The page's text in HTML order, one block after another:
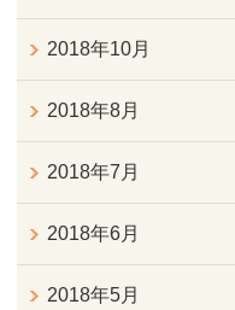
2018年10月
2018年8月
2018年7月
2018年6月
2018年5月